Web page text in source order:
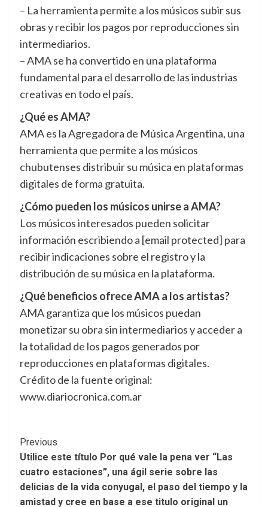
– La herramienta permite a los músicos subir sus
obras y recibir los pagos por reproducciones sin
intermediarios.
– AMA se ha convertido en una plataforma
fundamental para el desarrollo de las industrias
creativas en todo el país.
¿Qué es AMA?
AMA es la Agregadora de Música Argentina, una
herramienta que permite a los músicos
chubutenses distribuir su música en plataformas
digitales de forma gratuita.
¿Cómo pueden los músicos unirse a AMA?
Los músicos interesados pueden solicitar
información escribiendo a [email protected] para
recibir indicaciones sobre el registro y la
distribución de su música en la plataforma.
¿Qué beneficios ofrece AMA a los artistas?
AMA garantiza que los músicos puedan
monetizar su obra sin intermediarios y acceder a
la totalidad de los pagos generados por
reproducciones en plataformas digitales.
Crédito de la fuente original:
www.diariocronica.com.ar
Post
Navigation
Previous
Utilice este título Por qué vale la pena ver “Las
cuatro estaciones”, una ágil serie sobre las
delicias de la vida conyugal, el paso del tiempo y la
amistad y cree en base a ese titulo original un